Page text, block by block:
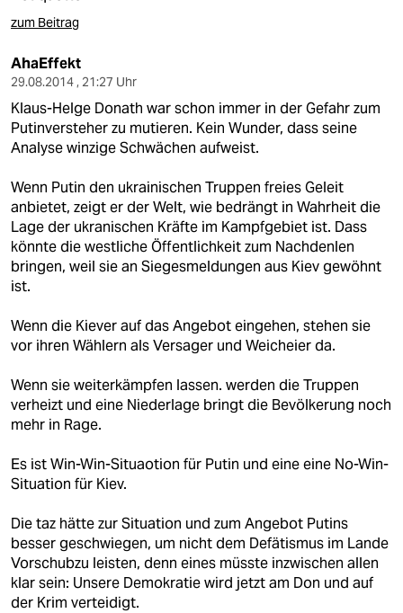
zum Beitrag
AhaEffekt
29.08.2014 , 21:27 Uhr
Klaus-Helge Donath war schon immer in der Gefahr zum
Putinversteher zu mutieren. Kein Wunder, dass seine
Analyse winzige Schwächen aufweist.
Wenn Putin den ukrainischen Truppen freies Geleit
anbietet, zeigt er der Welt, wie bedrängt in Wahrheit die
Lage der ukranischen Kräfte im Kampfgebiet ist. Dass
könnte die westliche Öffentlichkeit zum Nachdenlen
bringen, weil sie an Siegesmeldungen aus Kiev gewöhnt
ist.
Wenn die Kiever auf das Angebot eingehen, stehen sie
vor ihren Wählern als Versager und Weicheier da.
Wenn sie weiterkämpfen lassen. werden die Truppen
verheizt und eine Niederlage bringt die Bevölkerung noch
mehr in Rage.
Es ist Win-Win-Situaotion für Putin und eine eine No-Win-
Situation für Kiev.
Die taz hätte zur Situation und zum Angebot Putins
besser geschwiegen, um nicht dem Defätismus im Lande
Vorschubzu leisten, denn eines müsste inzwischen allen
klar sein: Unsere Demokratie wird jetzt am Don und auf
der Krim verteidigt.